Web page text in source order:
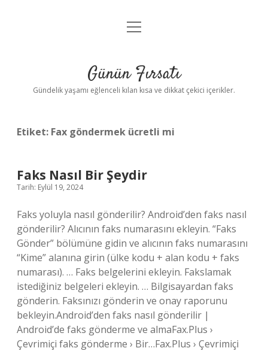
Anasayfa
Yasal Uyarı
menüyü
Günün Fırsatı
Gündelik yaşamı eğlenceli kılan kısa ve dikkat çekici içerikler.
Etiket: Fax göndermek ücretli mi
Faks Nasıl Bir Şeydir
Tarih: Eylül 19, 2024
Faks yoluyla nasıl gönderilir? Android’den faks nasıl
gönderilir? Alıcının faks numarasını ekleyin. “Faks
Gönder” bölümüne gidin ve alıcının faks numarasını
“Kime” alanına girin (ülke kodu + alan kodu + faks
numarası). … Faks belgelerini ekleyin. Fakslamak
istediğiniz belgeleri ekleyin. … Bilgisayardan faks
gönderin. Faksınızı gönderin ve onay raporunu
bekleyin.Android’den faks nasıl gönderilir |
Android’de faks gönderme ve almaFax.Plus ›
Çevrimiçi faks gönderme › Bir…Fax.Plus › Çevrimiçi